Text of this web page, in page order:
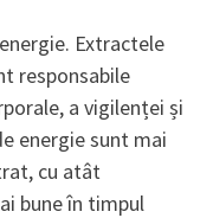
Extractele
responsabile
a vigilenței și
energie sunt mai
cu atât
bune în timpul